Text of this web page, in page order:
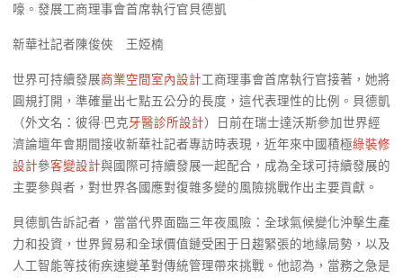
嚎。發展工商理事會首席執行官貝德凱
新華社記者陳俊俠 王婭楠
世界可持續發展商業空間室內設計工商理事會首席執行官接著，她將
圓規打開，準確量出七點五公分的長度，這代表理性的比例。貝德凱
（外文名：彼得·巴克牙醫診所設計）日前在瑞士達沃斯參加世界經
濟論壇年會期間接收新華社記者專訪時表現，近年來中國積極綠裝修
設計參客變設計與國際可持續發展一起配合，成為全球可持續發展的
主要參與者，對世界各國應對復雜多變的風險挑戰作出主要貢獻。
貝德凱告訴記者，當當代界面臨三年夜風險：全球氣候變化沖擊生產
力和投資，世界貿易和全球價值鏈受困于日趨緊張的地緣局勢，以及
人工智能等技術疾速變革對傳統管理帶來挑戰。他認為，當務之急是